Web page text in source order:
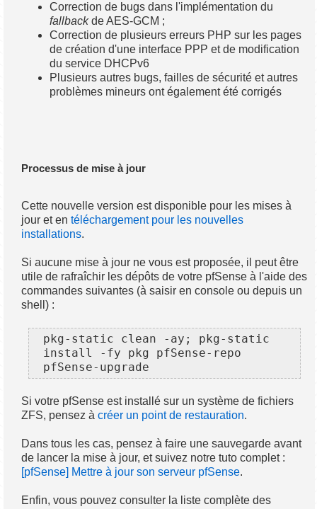
Correction de bugs dans l'implémentation du
fallbackde AES-GCM ;
Correction de plusieurs erreurs PHP sur les pages
de création d'une interface PPP et de modification
du service DHCPv6
Plusieurs autres bugs, failles de sécurité et autres
problèmes mineurs ont également été corrigés
Processus de mise à jour
Cette nouvelle version est disponible pour les mises à
jour et entéléchargement pour les nouvelles
installations.
Si aucune mise à jour ne vous est proposée, il peut être
utile de rafraîchir les dépôts de votre pfSense à l'aide des
commandes suivantes (à saisir en console ou depuis un
shell) :
pkg-static clean -ay; pkg-static
install -fy pkg pfSense-repo
pfSense-upgrade
Si votre pfSense est installé sur un système de fichiers
ZFS, pensez àcréer un point de restauration.
Dans tous les cas, pensez à faire une sauvegarde avant
de lancer la mise à jour, et suivez notre tuto complet :
[pfSense] Mettre à jour son serveur pfSense.
Enfin, vous pouvez consulter la liste complète des